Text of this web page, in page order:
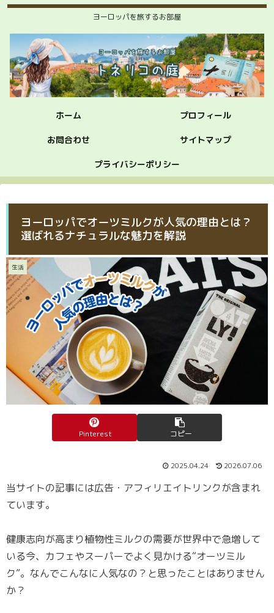
ヨーロッパを旅するお部屋
ホーム プロフィール
お問合わせ サイトマップ
プライバシーポリシー
ヨーロッパでオーツミルクが人気の理由とは？
選ばれるナチュラルな魅力を解説
生活
Pinterest コピー
2025.04.24 2026.07.06
当サイトの記事には広告・アフィリエイトリンクが含まれ
ています。
健康志向が高まり植物性ミルクの需要が世界中で急増して
いる今、カフェやスーパーでよく見かける“オーツミル
ク”。なんでこんなに人気なの？と思ったことはありません
か？